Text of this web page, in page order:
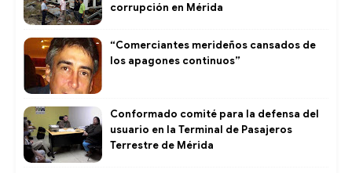
corrupción en Mérida
“Comerciantes merideños cansados de
los apagones continuos”
Conformado comité para la defensa del
usuario en la Terminal de Pasajeros
Terrestre de Mérida